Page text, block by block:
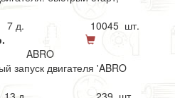
7 д.
10045 шт.
ABRO
запуск двигателя 'ABRO